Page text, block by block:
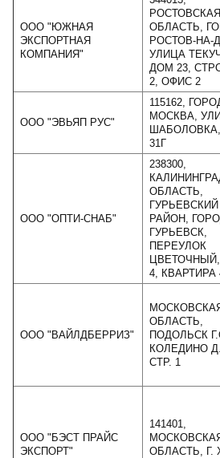
ООО "ЮЖНАЯ
ЭКСПОРТНАЯ
КОМПАНИЯ"
РОСТОВСКАЯ
ОБЛАСТЬ,
РОСТОВ-НА-
УЛИЦА
ДОМ 23,
2, ОФИС 2
ООО "ЭВЬЯП РУС"
115162,
МОСКВА,
31Г
ООО "ОПТИ-СНАБ"
238300,
ОБЛАСТЬ,
ГУРЬЕВСКИЙ
РАЙОН,
ГУРЬЕВСК,
ПЕРЕУЛОК
4, КВАРТИРА
ООО "ВАЙЛДБЕРРИЗ"
ОБЛАСТЬ,
ПОДОЛЬСК
КОЛЕДИНО
СТР. 1
ООО "БЭСТ ПРАЙС
ЭКСПОРТ"
141401,
ОБЛАСТЬ, Г.